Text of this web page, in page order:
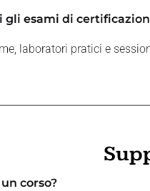
gli esami di
laboratori pratici e
corso?